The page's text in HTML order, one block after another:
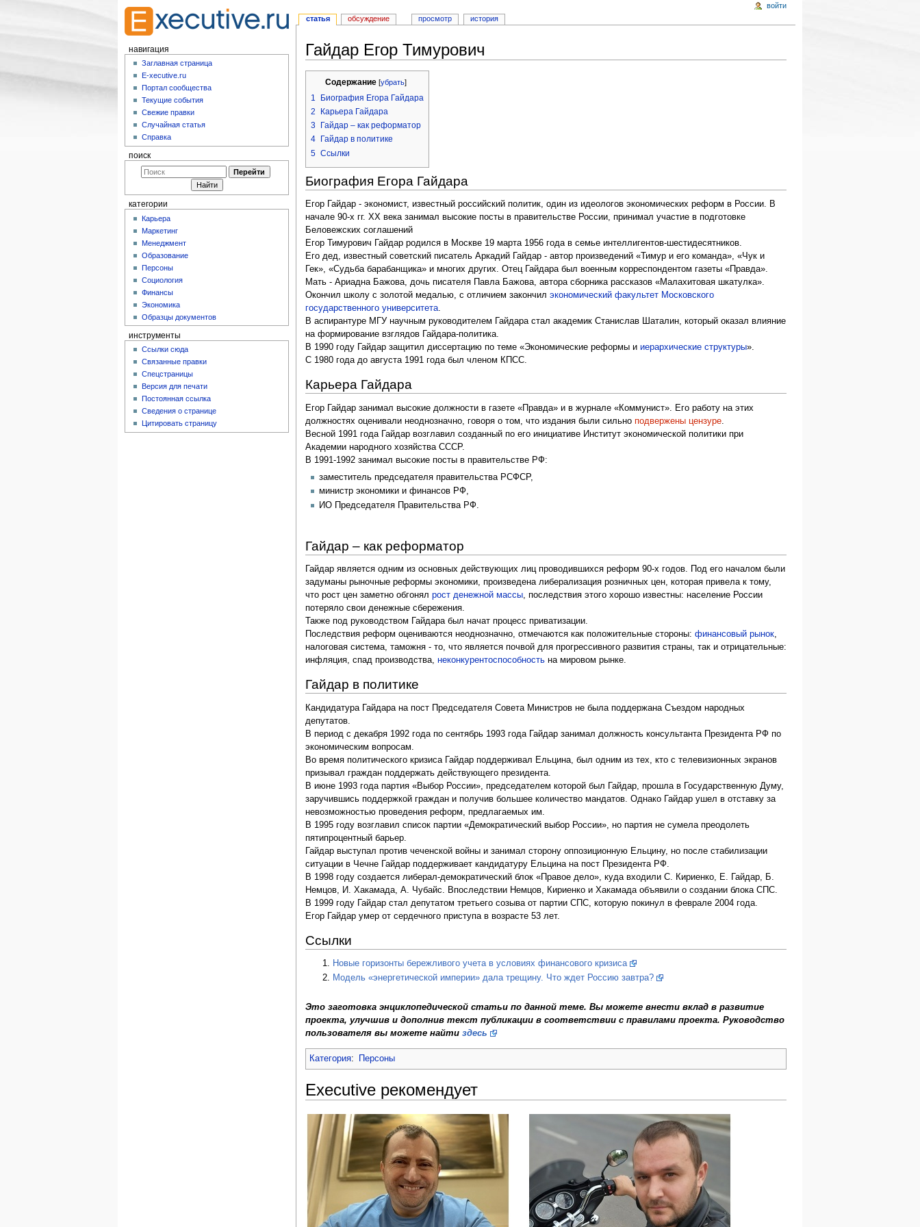
Гайдар Егор Тимурович
Содержание [убрать]
1
Биография Егора Гайдара
2
Карьера Гайдара
3
Гайдар – как реформатор
4
Гайдар в политике
5 Ссылки
Биография Егора Гайдара
Егор Гайдар - экономист, известный российский политик, один из идеологов экономических реформ в России. В
начале 90-х гг. ХХ века занимал высокие посты в правительстве России, принимал участие в подготовке
Беловежских соглашений
Егор Тимурович Гайдар родился в Москве 19 марта 1956 года в семье интеллигентов-шестидесятников.
Его дед, известный советский писатель Аркадий Гайдар - автор произведений «Тимур и его команда», «Чук и
Гек», «Судьба барабанщика» и многих других. Отец Гайдара был военным корреспондентом газеты «Правда».
Мать - Ариадна Бажова, дочь писателя Павла Бажова, автора сборника рассказов «Малахитовая шкатулка».
Окончил школу с золотой медалью, с отличием закончил экономический факультет Московского
государственного университета.
В аспирантуре МГУ научным руководителем Гайдара стал академик Станислав Шаталин, который оказал влияние
на формирование взглядов Гайдара-политика.
В 1990 году Гайдар защитил диссертацию по теме «Экономические реформы и иерархические структуры».
С 1980 года до августа 1991 года был членом КПСС.
Карьера Гайдара
Егор Гайдар занимал высокие должности в газете «Правда» и в журнале «Коммунист». Его работу на этих
должностях оценивали неоднозначно, говоря о том, что издания были сильно подвержены цензуре.
Весной 1991 года Гайдар возглавил созданный по его инициативе Институт экономической политики при
Академии народного хозяйства СССР.
В 1991-1992 занимал высокие посты в правительстве РФ:
заместитель председателя правительства РСФСР,
министр экономики и финансов РФ,
ИО Председателя Правительства РФ.
Гайдар – как реформатор
Гайдар является одним из основных действующих лиц проводившихся реформ 90-х годов. Под его началом были
задуманы рыночные реформы экономики, произведена либерализация розничных цен, которая привела к тому,
что рост цен заметно обгонял рост денежной массы, последствия этого хорошо известны: население России
потеряло свои денежные сбережения.
Также под руководством Гайдара был начат процесс приватизации.
Последствия реформ оцениваются неоднозначно, отмечаются как положительные стороны: финансовый рынок,
налоговая система, таможня - то, что является почвой для прогрессивного развития страны, так и отрицательные:
инфляция, спад производства, неконкурентоспособностьна мировом рынке.
Гайдар в политике
Кандидатура Гайдара на пост Председателя Совета Министров не была поддержана Съездом народных
депутатов.
В период с декабря 1992 года по сентябрь 1993 года Гайдар занимал должность консультанта Президента РФ по
экономическим вопросам.
Во время политического кризиса Гайдар поддерживал Ельцина, был одним из тех, кто с телевизионных экранов
призывал граждан поддержать действующего президента.
В июне 1993 года партия «Выбор России», председателем которой был Гайдар, прошла в Государственную Думу,
заручившись поддержкой граждан и получив большее количество мандатов. Однако Гайдар ушел в отставку за
невозможностью проведения реформ, предлагаемых им.
В 1995 году возглавил список партии «Демократический выбор России», но партия не сумела преодолеть
пятипроцентный барьер.
Гайдар выступал против чеченской войны и занимал сторону оппозиционную Ельцину, но после стабилизации
ситуации в Чечне Гайдар поддерживает кандидатуру Ельцина на пост Президента РФ.
В 1998 году создается либерал-демократический блок «Правое дело», куда входили С. Кириенко, Е. Гайдар, Б.
Немцов, И. Хакамада, А. Чубайс. Впоследствии Немцов, Кириенко и Хакамада объявили о создании блока СПС.
В 1999 году Гайдар стал депутатом третьего созыва от партии СПС, которую покинул в феврале 2004 года.
Егор Гайдар умер от сердечного приступа в возрасте 53 лет.
Ссылки
Новые горизонты бережливого учета в условиях финансового кризиса
Модель «энергетической империи» дала трещину. Что ждет Россию завтра?
Это заготовка энциклопедической статьи по данной теме. Вы можете внести вклад в развитие
проекта, улучшив и дополнив текст публикации в соответствии с правилами проекта. Руководство
пользователя вы можете найти здесь
Категория: Персоны
Executive рекомендует
статья обсуждение просмотр история
войти
навигация
Заглавная страница
E-xecutive.ru
Портал сообщества
Текущие события
Свежие правки
Случайная статья
Справка
поиск
категории
Карьера
Маркетинг
Менеджмент
Образование
Персоны
Социология
Финансы
Экономика
Образцы документов
инструменты
Ссылки сюда
Связанные правки
Спецстраницы
Версия для печати
Постоянная ссылка
Сведения о странице
Цитировать страницу